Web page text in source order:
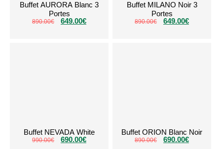
Buffet AURORA Blanc 3
Portes
890.00€ 649.00€
Buffet MILANO Noir 3
Portes
890.00€ 649.00€
Buffet NEVADA White
990.00€ 690.00€
Buffet ORION Blanc Noir
890.00€ 690.00€